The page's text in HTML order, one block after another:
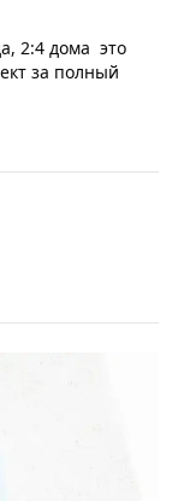
2:4 дома это
за полный